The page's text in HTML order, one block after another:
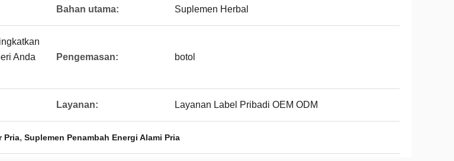
Bahan utama: Suplemen Herbal
Anda
Pengemasan: botol
Layanan: Layanan Label Pribadi OEM ODM
Pria, Suplemen Penambah Energi Alami Pria